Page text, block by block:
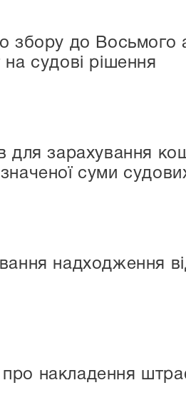
збору до Восьмого
судові рішення
для зарахування
суми
надходження
накладення